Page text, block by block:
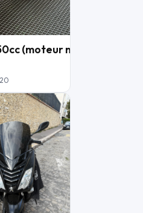
(moteur neuf avec